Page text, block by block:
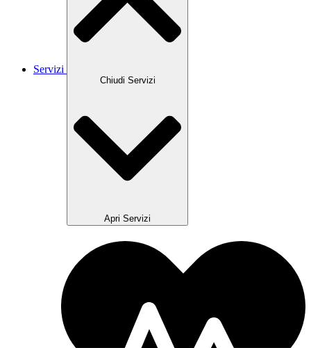
Servizi
Chiudi Servizi
Apri Servizi